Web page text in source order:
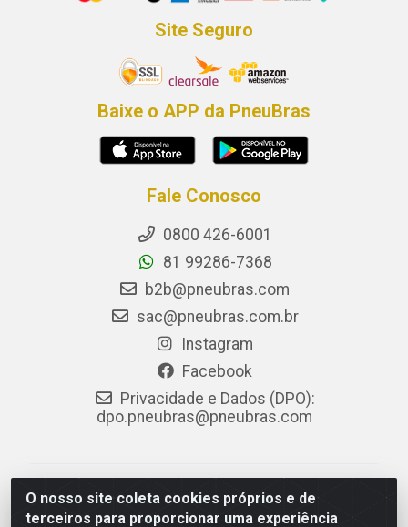
O nosso site coleta cookies próprios e de
terceiros para proporcionar uma experiência
Site Seguro
Baixe o APP da PneuBras
Fale Conosco
0800 426-6001
81 99286-7368
b2b@pneubras.com
sac@pneubras.com.br
Instagram
Facebook
Privacidade e Dados (DPO):
dpo.pneubras@pneubras.com
PneuBras - Rodovia BR-101, KM 82 - Prazeres,
Jaboatão dos Guararapes/PE - CEP 54.335-000 - CNPJ